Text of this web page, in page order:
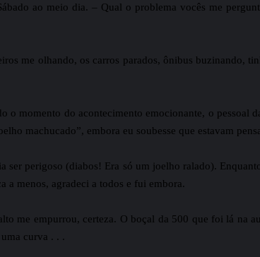
ao meio dia. – Qual o problema vocês me
me olhando, os carros parados, ônibus buzinando,
momento do acontecimento emocionante, o pessoal
machucado”, embora eu soubesse que estavam
perigoso (diabos! Era só um joelho ralado).
a menos, agradeci a todos e fui embora.
me empurrou, certeza. O boçal da 500 que foi lá na
curva . . .